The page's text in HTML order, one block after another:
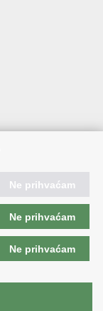
Ne prihvaćam
Ne prihvaćam
Ne prihvaćam